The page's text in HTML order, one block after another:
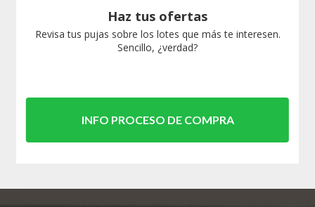
Haz tus ofertas
Revisa tus pujas sobre los lotes que más te interesen.
Sencillo, ¿verdad?
INFO PROCESO DE COMPRA